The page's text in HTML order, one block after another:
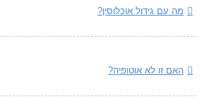
מה עם גידול אוכלוסין?
האם זו לא אוטופיה?